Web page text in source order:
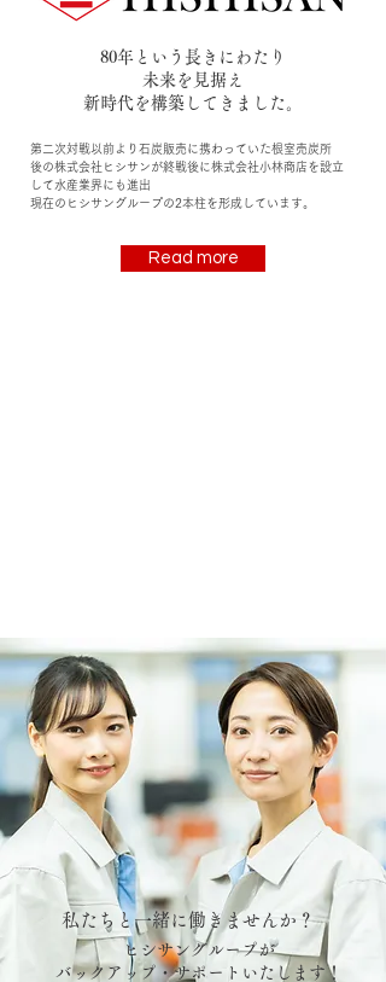
80年という長きにわたり
未来を見据え
​新時代を構築してきました。
第二次対戦以前より石炭販売に携わっていた根室売炭所
後の株式会社ヒシサンが終戦後に株式会社小林商店を設立
して水産業界にも進出
現在のヒシサングループの2本柱を形成しています。
Read more
​私たちと一緒に働きませんか？
ヒシサングループが
バックアップ・サポートいたします！